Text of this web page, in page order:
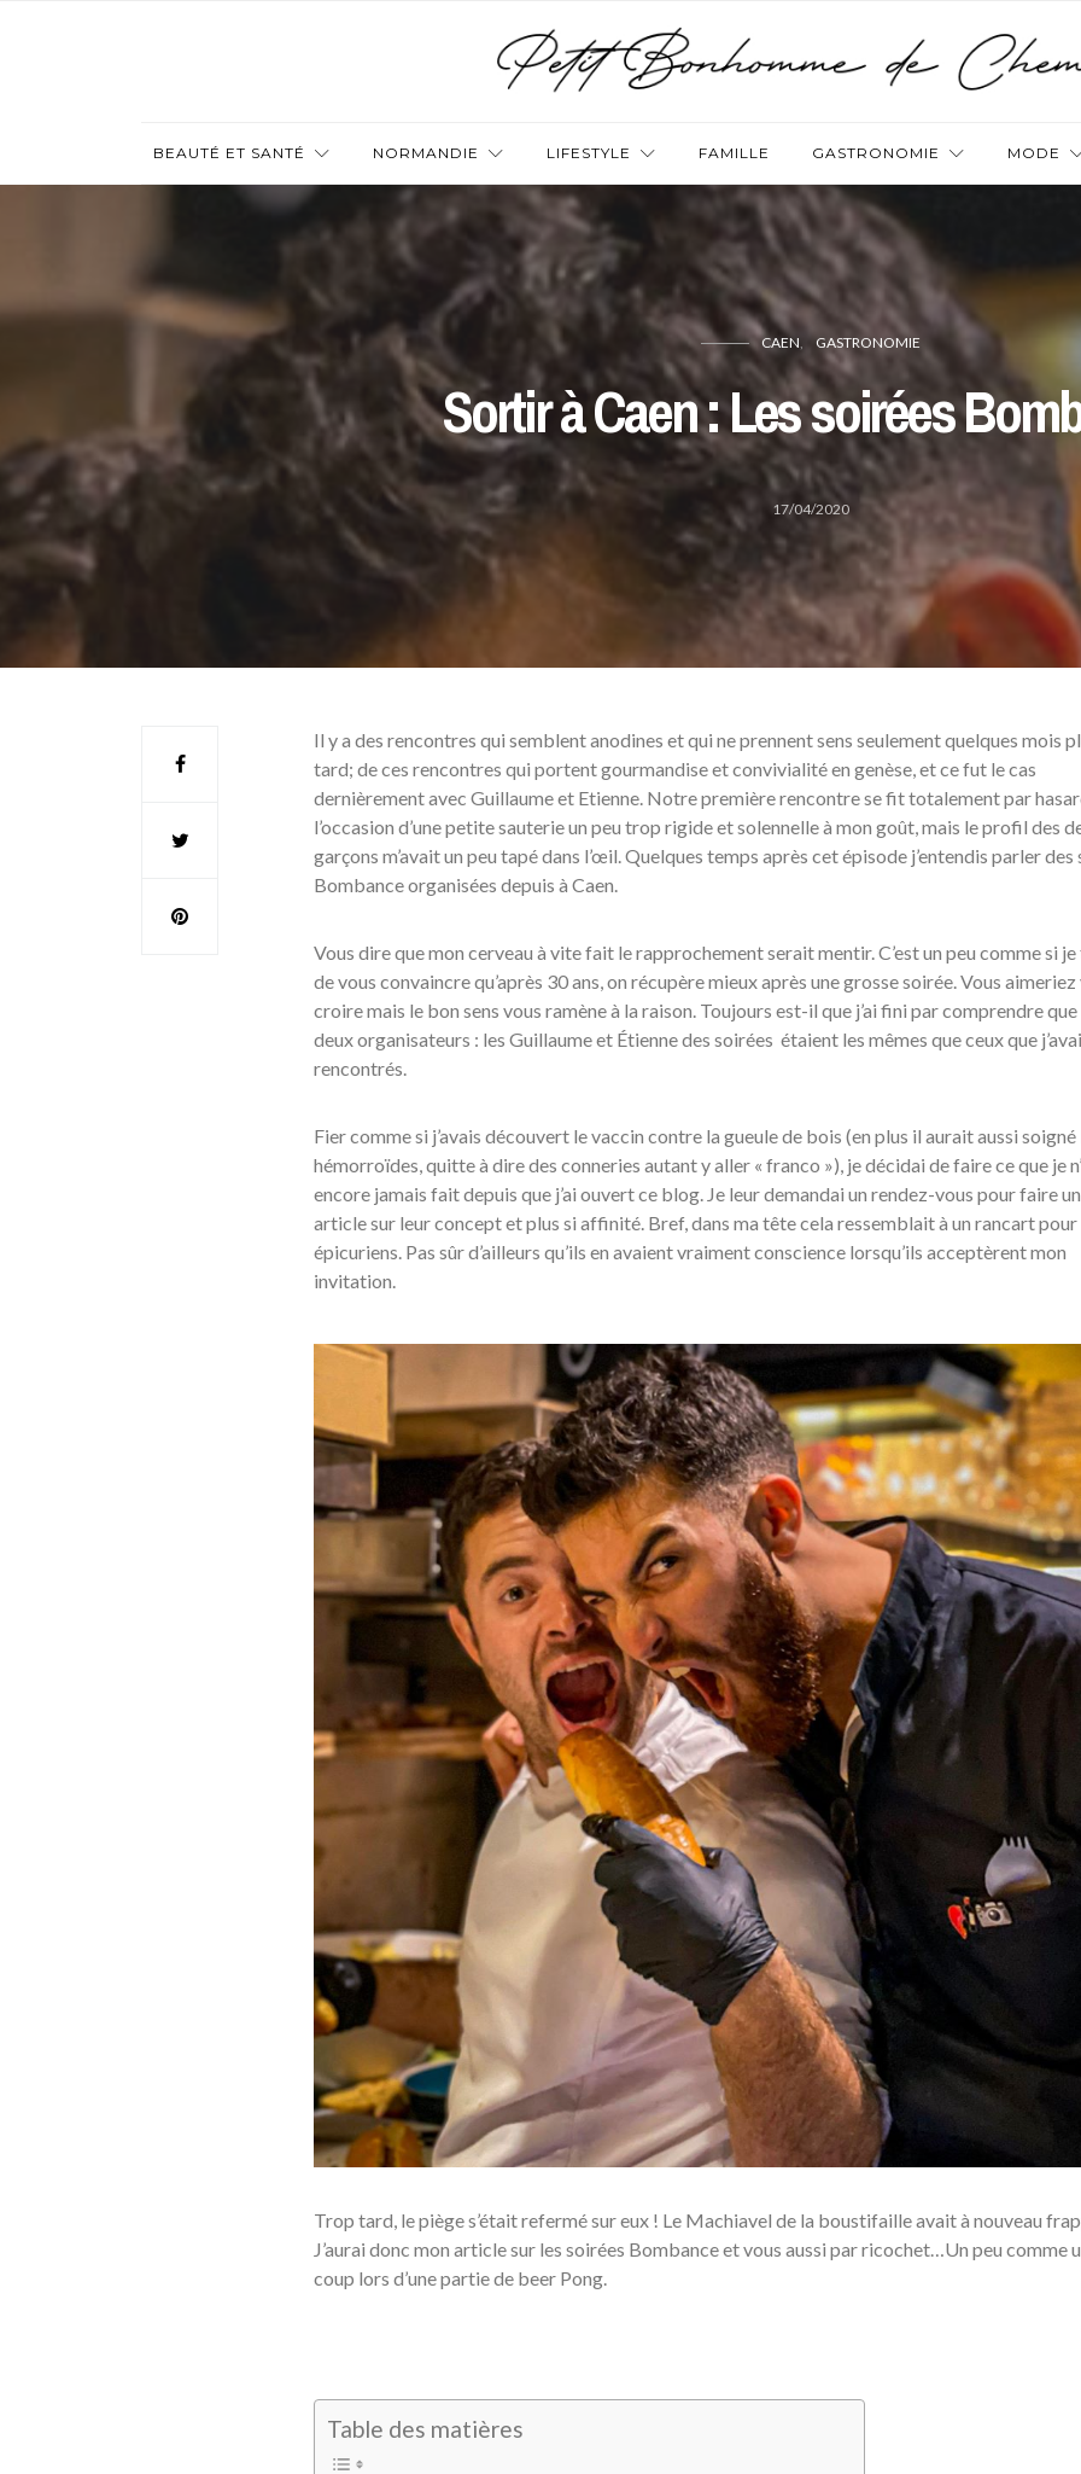
BEAUTÉ ET SANTÉ NORMANDIE LIFESTYLE FAMILLE GASTRONOMIE MODE
CAEN GASTRONOMIE
Sortir à Caen : Les soirées
17/04/2020
Il y a des rencontres qui semblent anodines et qui ne prennent sens seulement quelques mois
tard; de ces rencontres qui portent gourmandise et convivialité en genèse, et ce fut le cas
dernièrement avec Guillaume et Etienne. Notre première rencontre se fit totalement par
l’occasion d’une petite sauterie un peu trop rigide et solennelle à mon goût, mais le profil des
garçons m’avait un peu tapé dans l’œil. Quelques temps après cet épisode j’entendis parler des
Bombance organisées depuis à Caen.
Vous dire que mon cerveau à vite fait le rapprochement serait mentir. C’est un peu comme si
de vous convaincre qu’après 30 ans, on récupère mieux après une grosse soirée. Vous aimeriez
croire mais le bon sens vous ramène à la raison. Toujours est-il que j’ai fini par comprendre que
deux organisateurs : les Guillaume et Étienne des soirées étaient les mêmes que ceux que
rencontrés.
Fier comme si j’avais découvert le vaccin contre la gueule de bois (en plus il aurait aussi soigné
hémorroïdes, quitte à dire des conneries autant y aller « franco »), je décidai de faire ce que je
encore jamais fait depuis que j’ai ouvert ce blog. Je leur demandai un rendez-vous pour faire un
article sur leur concept et plus si affinité. Bref, dans ma tête cela ressemblait à un rancart pour
épicuriens. Pas sûr d’ailleurs qu’ils en avaient vraiment conscience lorsqu’ils acceptèrent mon
invitation.
Trop tard, le piège s’était refermé sur eux ! Le Machiavel de la boustifaille avait à nouveau
J’aurai donc mon article sur les soirées Bombance et vous aussi par ricochet…Un peu comme
coup lors d’une partie de beer Pong.
Table des matières